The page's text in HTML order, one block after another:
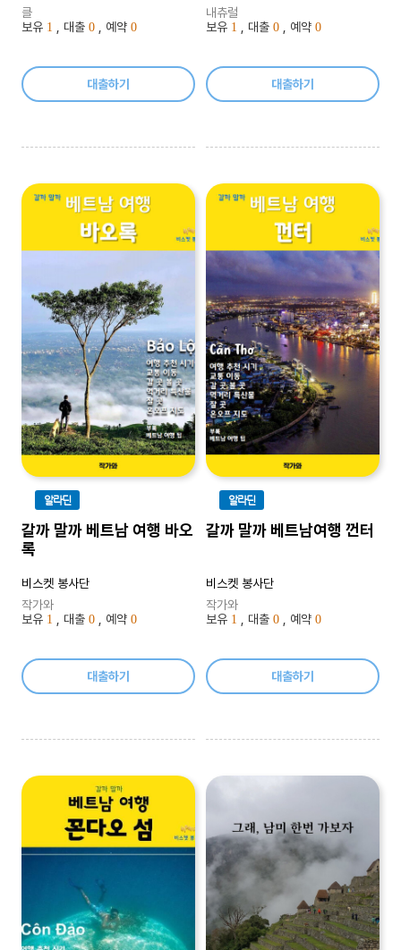
클
보유 1 , 대출 0 , 예약 0
대출하기
내츄럴
보유 1 , 대출 0 , 예약 0
대출하기
알라딘
갈까 말까 베트남 여행 바오
록
비스켓 봉사단
작가와
보유 1 , 대출 0 , 예약 0
대출하기
알라딘
갈까 말까 베트남여행 껀터
비스켓 봉사단
작가와
보유 1 , 대출 0 , 예약 0
대출하기